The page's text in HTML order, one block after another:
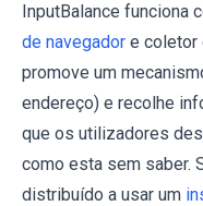
InputBalance funciona
de navegador e coletor
promove um
endereço) e recolhe
que os utilizadores
como esta sem saber.
distribuído a usar um